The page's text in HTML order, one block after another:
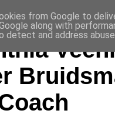
from Google to
along with
detect and address